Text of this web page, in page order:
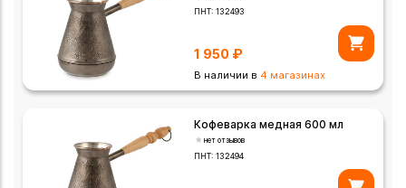
ПНТ:132493
1 950 ₽
В наличии в 4 магазинах
Кофеварка медная 600 мл
нет отзывов
ПНТ:132494